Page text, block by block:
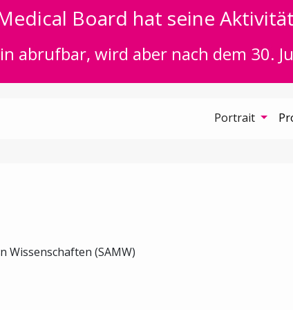
Board hat seine
abrufbar, wird aber nach dem 30.
Portrait
Wissenschaften (SAMW)